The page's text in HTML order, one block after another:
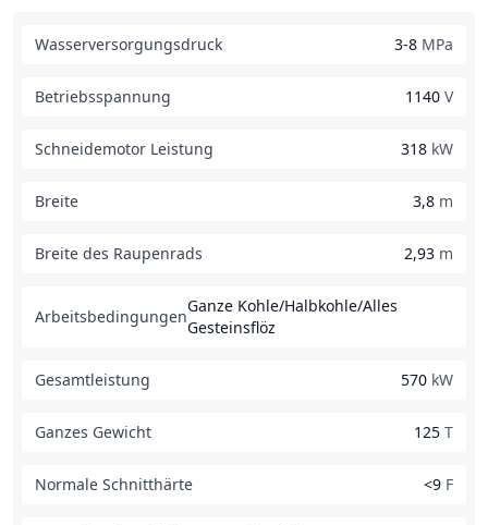
Wasserversorgungsdruck 3-8 MPa
Betriebsspannung 1140 V
Schneidemotor Leistung 318 kW
Breite 3,8 m
Breite des Raupenrads 2,93 m
Arbeitsbedingungen
Ganze Kohle/Halbkohle/Alles
Gesteinsflöz
Gesamtleistung 570 kW
Ganzes Gewicht 125 T
Normale Schnitthärte <9 F